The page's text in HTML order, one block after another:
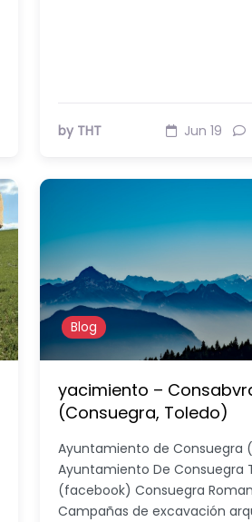
by THT Jun 19
Blog
yacimiento –
(Consuegra, Toledo)
Ayuntamiento de Consuegra
Ayuntamiento De Consuegra
(facebook) Consuegra
Campañas de excavación